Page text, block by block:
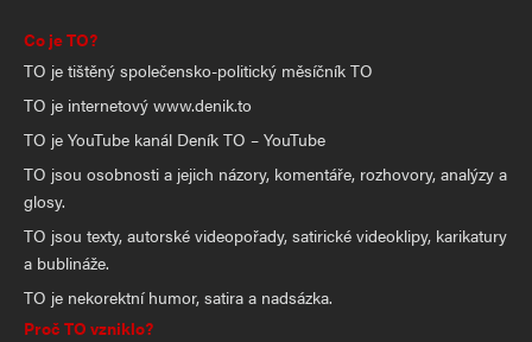
Co je TO?
TO je tištěný společensko-politický měsíčník TO
TO je internetový www.denik.to
TO je YouTube kanál Deník TO – YouTube
TO jsou osobnosti a jejich názory, komentáře, rozhovory, analýzy a
glosy.
TO jsou texty, autorské videopořady, satirické videoklipy, karikatury
a bublináže.
TO je nekorektní humor, satira a nadsázka.
Proč TO vzniklo?